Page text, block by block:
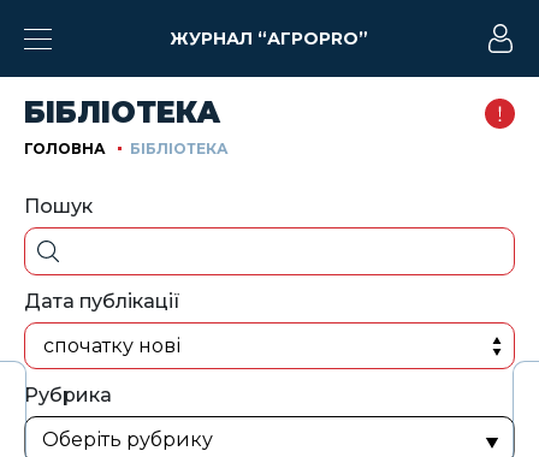
ЖУРНАЛ “АГРОPRO”
БІБЛІОТЕКА
ГОЛОВНА БІБЛІОТЕКА
Пошук
Дата публікації
спочатку нові
Рубрика